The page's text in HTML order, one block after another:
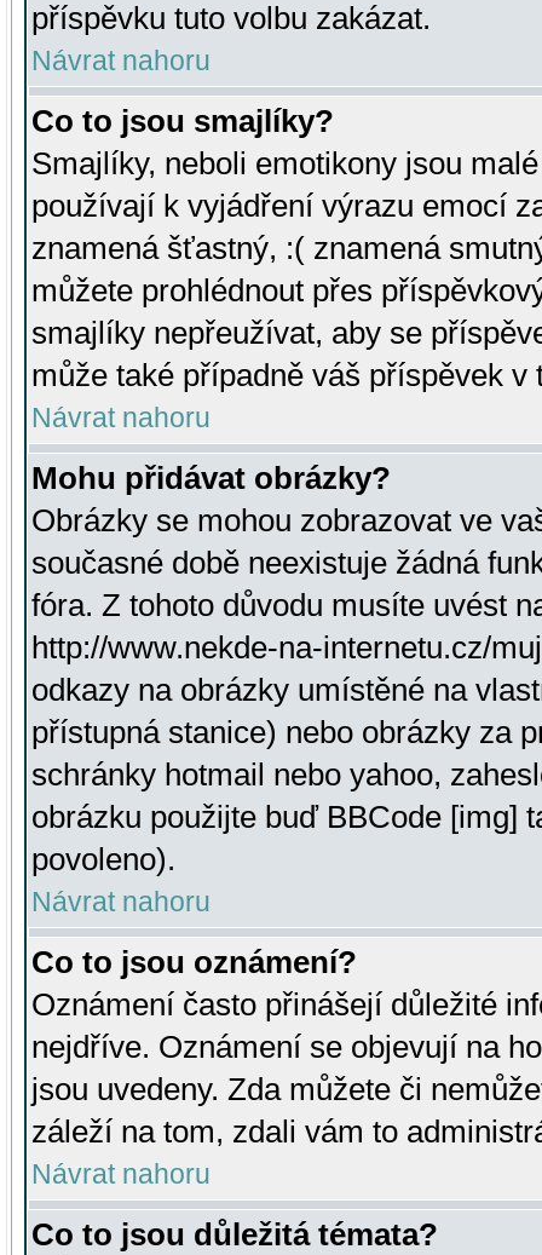
příspěvku tuto volbu zakázat.
Návrat nahoru
Co to jsou smajlíky?
Smajlíky, neboli emotikony jsou
používají k vyjádření výrazu emocí
znamená šťastný, :( znamená
můžete prohlédnout přes
smajlíky nepřeužívat, aby se
může také případně váš příspěvek v
Návrat nahoru
Mohu přidávat obrázky?
Obrázky se mohou zobrazovat ve
současné době neexistuje žádná
fóra. Z tohoto důvodu musíte uvést
http://www.nekde-na-internetu.cz/
odkazy na obrázky umístěné na
přístupná stanice) nebo obrázky za
schránky hotmail nebo yahoo,
obrázku použijte buď BBCode [img]
povoleno).
Návrat nahoru
Co to jsou oznámení?
Oznámení často přinášejí důležité
nejdříve. Oznámení se objevují na
jsou uvedeny. Zda můžete či
záleží na tom, zdali vám to
Návrat nahoru
Co to jsou důležitá témata?